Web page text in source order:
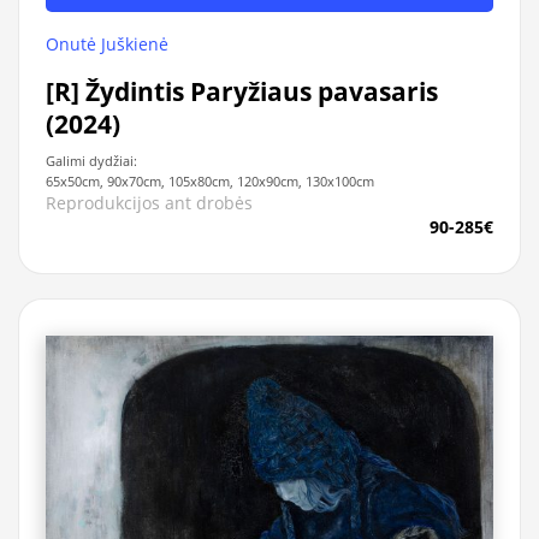
Onutė Juškienė
[R] Žydintis Paryžiaus pavasaris
(2024)
Galimi dydžiai:
65x50cm, 90x70cm, 105x80cm, 120x90cm, 130x100cm
Reprodukcijos ant drobės
90-285€